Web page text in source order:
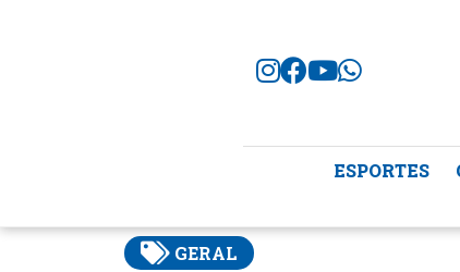
ESPORTES
GERAL